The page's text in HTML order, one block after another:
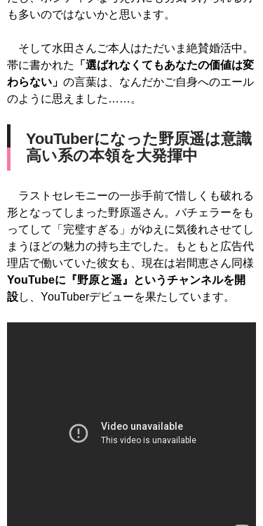
も多いのではないかと思います。
そして水田さんご本人はただいま絶賛婚活中。
帯に書かれた
「選ばれなくてもあなたの価値は変
わらない」 の言葉は、なんだかご自身へのエール
のように思えました……。
YouTuberになった野原遥は意識
高い系の本領を大発揮中
ラストセレモニーの一歩手前で惜しくも破れる
形となってしまった野原遥さん。バチェラーをも
ってして「完璧すぎる」がゆえに気後れさせてし
まうほどの魅力の持ち主でした。もともと広告代
理店で働いていた彼女も、現在は岩間恵さん同様
YouTubeに『野原と遥』というチャンネルを開
設し、YouTuberデビューを果たしています。